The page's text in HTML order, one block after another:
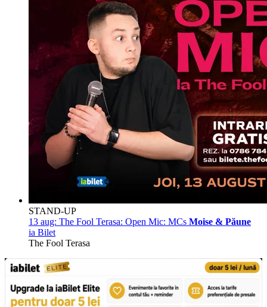
STAND-UP
13 aug: The Fool Terasa: Open Mic: MCs Moise & Păune
ia Bilet
The Fool Terasa